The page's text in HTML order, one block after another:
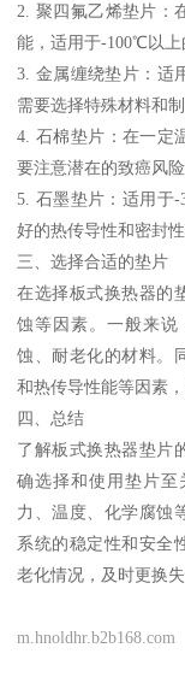
2. 聚四氟乙烯垫片：
能，适用于-100℃以上
3. 金属缠绕垫片：适
需要选择特殊材料和
4. 石棉垫片：在一定
要注意潜在的致癌风险
5. 石墨垫片：适用于
好的热传导性和密封性
三、选择合适的垫片
在选择板式换热器的
蚀等因素。一般来
蚀、耐老化的材料。
和热传导性能等因素
四、总结
了解板式换热器垫片
确选择和使用垫片
力、温度、化学腐蚀
系统的稳定性和安全
老化情况，及时更换
m.hnoldhr.b2b168.com